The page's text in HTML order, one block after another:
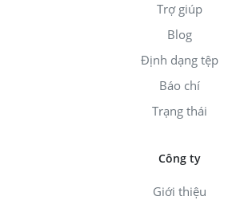
Trợ giúp
Blog
Định dạng tệp
Báo chí
Trạng thái
Công ty
Giới thiệu